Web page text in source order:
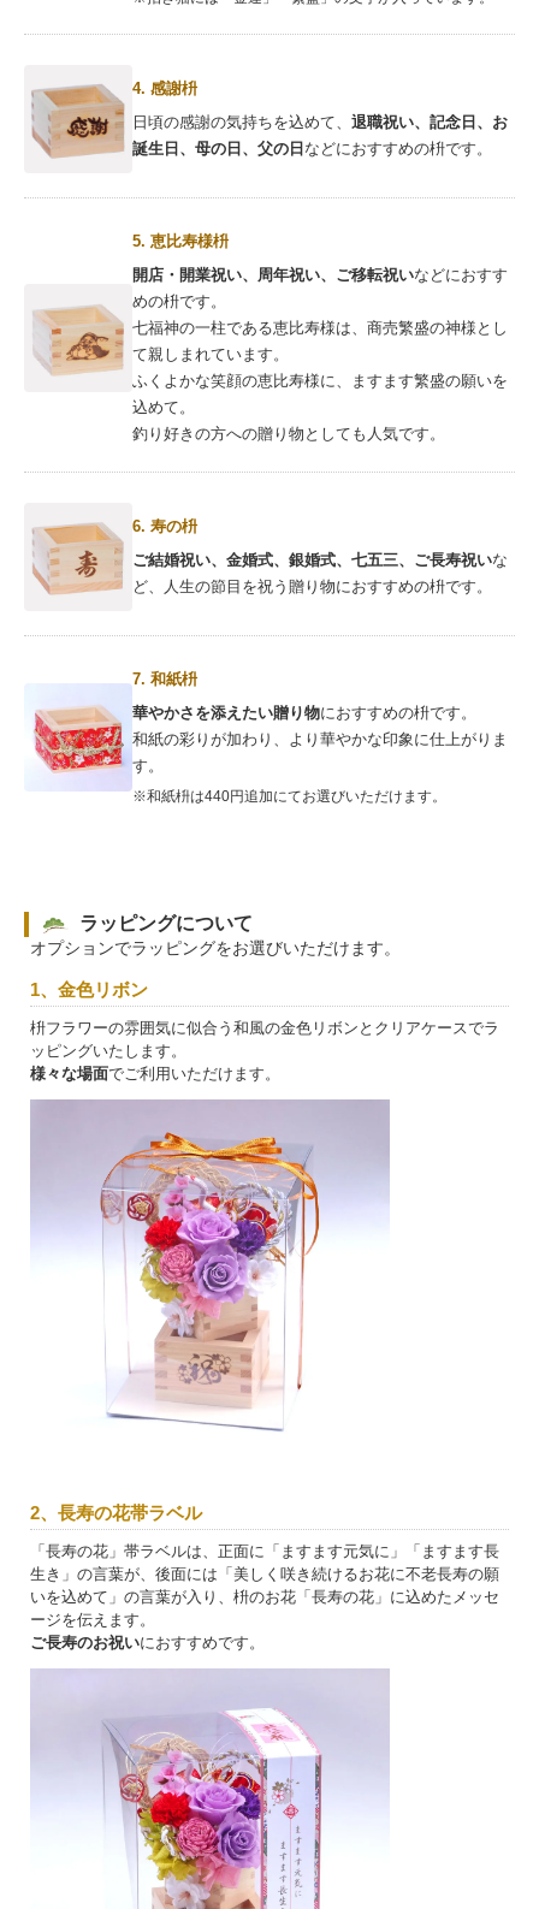
4. 感謝枡
日頃の感謝の気持ちを込めて、 退職祝い、記念日、お
誕生日、母の日、父の日 などにおすすめの枡です。
5. 恵比寿様枡
開店・開業祝い、周年祝い、ご移転祝いなどにおすす
めの枡です。
七福神の一柱である恵比寿様は、商売繁盛の神様とし
て親しまれています。
ふくよかな笑顔の恵比寿様に、ますます繁盛の願いを
込めて。
釣り好きの方への贈り物としても人気です。
6. 寿の枡
ご結婚祝い、金婚式、銀婚式、七五三、ご長寿祝いな
ど、人生の節目を祝う贈り物におすすめの枡です。
7. 和紙枡
華やかさを添えたい贈り物におすすめの枡です。
和紙の彩りが加わり、より華やかな印象に仕上がりま
す。
※和紙枡は440円追加にてお選びいただけます。
ラッピングについて
オプションでラッピングをお選びいただけます。
1、金色リボン
枡フラワーの雰囲気に似合う和風の金色リボンとクリアケースでラ
ッピングいたします。
様々な場面でご利用いただけます。
2、長寿の花帯ラベル
「長寿の花」帯ラベルは、正面に「ますます元気に」「ますます長
生き」の言葉が、後面には「美しく咲き続けるお花に不老長寿の願
いを込めて」の言葉が入り、枡のお花「長寿の花」に込めたメッセ
ージを伝えます。
ご長寿のお祝いにおすすめです。